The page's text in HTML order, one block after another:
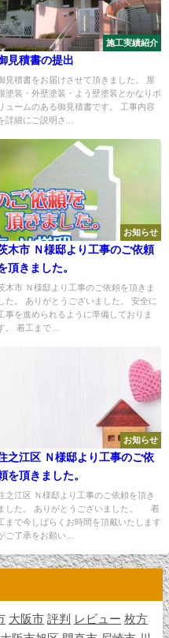
施工実績紹介
見積書の提出
見積書をお届けさせて頂きました。 屋
塗装・外壁塗装・よう壁塗装とかなりボ
ュームのある御見積書です。 工事内容
詳細にご説明さ...
お知らせ
木市 Ｎ様邸より工事のご依頼
頂きました。
木市 Ｎ様邸より工事のご依頼を頂きま
した。 ありがとうございました。 安全に
事を進められるように準備しておりま
。 着工まで...
お知らせ
之江区 Ｎ様邸より工事のご依
を頂きました。
之江区 Ｎ様邸より工事のご依頼を頂き
した。 ありがとうございました。 着
まで今しばらくお時間を頂戴いたします
ご了承をお願い...
大阪市 評判 レビュー 枚方